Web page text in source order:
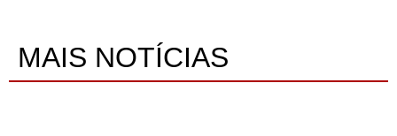
MAIS NOTÍCIAS